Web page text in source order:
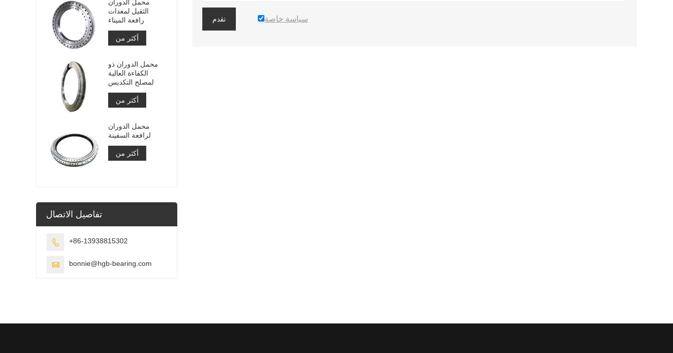
تقدم سياسة خاصة
محمل الدوران
الثقيل لمعدات
رافعة الميناء
أكثر من
محمل الدوران ذو
الكفاءة العالية
لمصلح التكديس
أكثر من
محمل الدوران
لرافعة السفينة
أكثر من
تفاصيل الاتصال
 +86-13938815302
 bonnie@hgb-bearing.com